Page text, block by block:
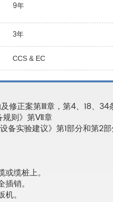
9年
3年
CCS & EC
修正案第Ⅲ章，第4、18、34
规则》第Ⅶ章
备实验建议》第1部分和第2
缆桩上。
销。
。